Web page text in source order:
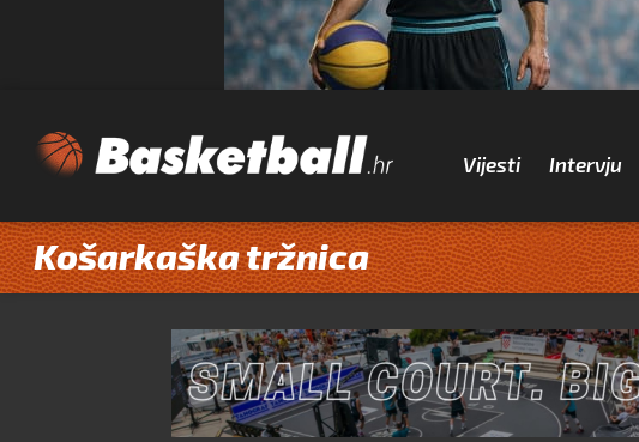
Vijesti Intervju
Košarkaška tržnica